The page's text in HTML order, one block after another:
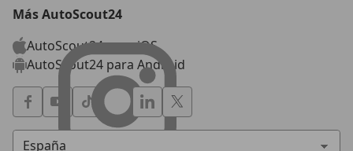
Más AutoScout24
AutoScout24 para iOS
AutoScout24 para Android